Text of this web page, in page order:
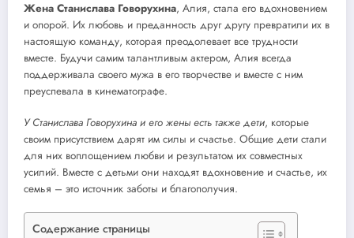
Жена Станислава Говорухина, Алия, стала его вдохновением
и опорой. Их любовь и преданность друг другу превратили их в
настоящую команду, которая преодолевает все трудности
вместе. Будучи самим талантливым актером, Алия всегда
поддерживала своего мужа в его творчестве и вместе с ним
преуспевала в кинематографе.
У Станислава Говорухина и его жены есть также дети, которые
своим присутствием дарят им силы и счастье. Общие дети стали
для них воплощением любви и результатом их совместных
усилий. Вместе с детьми они находят вдохновение и счастье, их
семья – это источник заботы и благополучия.
Содержание страницы